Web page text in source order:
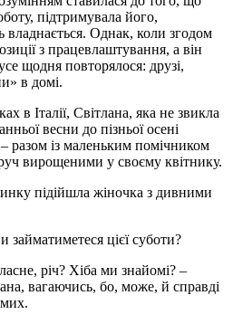
підтримувала його,
владнається. Однак, коли згодом
з працевлаштування, а він
щодня повторялося: друзі,
в домі.
в Італії, Світлана, яка не звикла
весни до пізньої осені
разом із маленьким помічником
вирощеними у своєму квітнику.
підійшла жіночка з дивними
цієї суботи?
річ? Хіба ми знайомі? –
вагаючись, бо, може, й справді